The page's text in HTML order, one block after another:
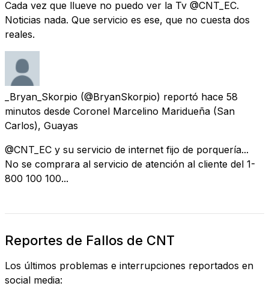
Cada vez que llueve no puedo ver la Tv @CNT_EC.
Noticias nada. Que servicio es ese, que no cuesta dos
reales.
_Bryan_Skorpio (@BryanSkorpio) reportó hace 58
minutos desde Coronel Marcelino Maridueña (San
Carlos), Guayas
@CNT_EC y su servicio de internet fijo de porquería...
No se comprara al servicio de atención al cliente del 1-
800 100 100...
Reportes de Fallos de CNT
Los últimos problemas e interrupciones reportados en
social media: